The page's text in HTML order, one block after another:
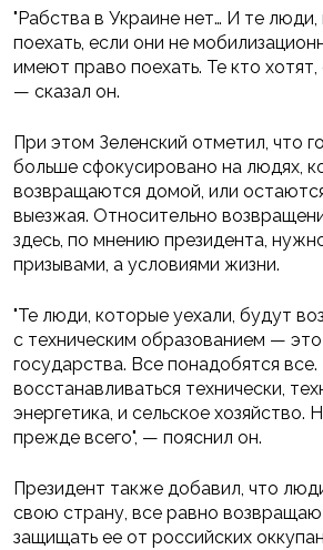
"Рабства в Украине нет… И те люди,
поехать, если они не
имеют право поехать. Те кто хотят,
— сказал он.
При этом Зеленский отметил, что
больше сфокусировано на людях,
возвращаются домой, или
выезжая. Относительно
здесь, по мнению президента,
призывами, а условиями жизни.
"Те люди, которые уехали, будут
с техническим образованием —
государства. Все понадобятся
восстанавливаться технически,
энергетика, и сельское хозяйство.
прежде всего", — пояснил он.
Президент также добавил, что
свою страну, все равно
защищать ее от российских